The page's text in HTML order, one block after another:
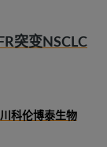
突变NSCLC
川科伦博泰生物